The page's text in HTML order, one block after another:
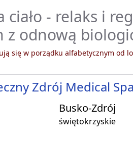
ciało - relaks i
z odnową
się w porządku alfabetycznym od
Zdrój Medical
Busko-Zdrój
świętokrzyskie